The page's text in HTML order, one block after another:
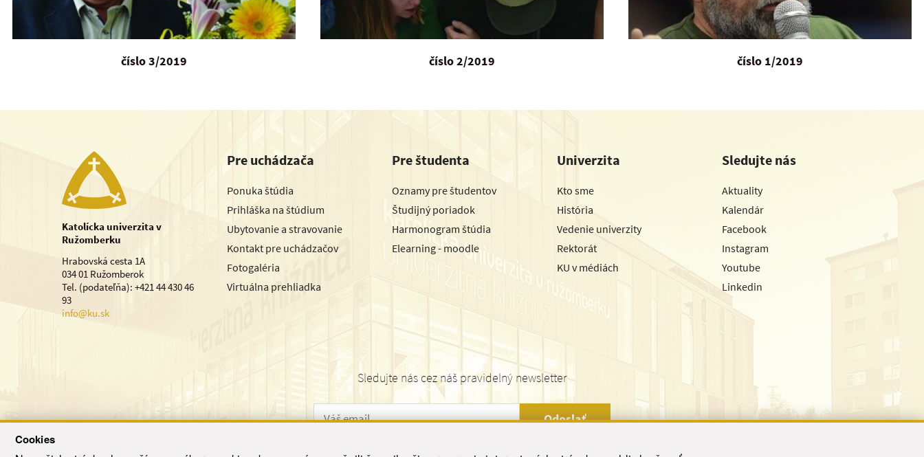
Cookies
číslo 3/2019 číslo 2/2019 číslo 1/2019
Katolícka univerzita v
Ružomberku
Hrabovská cesta 1A
034 01 Ružomberok
Tel. (podateľňa): +421 44 430 46
93
info@ku.sk
Pre uchádzača
Ponuka štúdia
Prihláška na štúdium
Ubytovanie a stravovanie
Kontakt pre uchádzačov
Fotogaléria
Virtuálna prehliadka
Pre študenta
Oznamy pre študentov
Študijný poriadok
Harmonogram štúdia
Elearning - moodle
Univerzita
Kto sme
História
Vedenie univerzity
Rektorát
KU v médiách
Sledujte nás
Aktuality
Kalendár
Facebook
Instagram
Youtube
Linkedin
Sledujte nás cez náš pravidelný newsletter
Odoslať